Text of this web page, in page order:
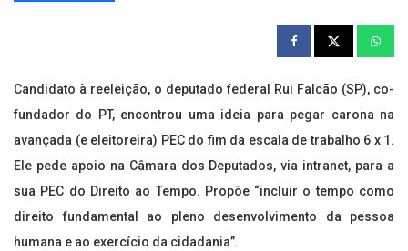
Candidato à reeleição, o deputado federal Rui Falcão (SP), co-
fundador do PT, encontrou uma ideia para pegar carona na
avançada (e eleitoreira) PEC do fim da escala de trabalho 6 x 1.
Ele pede apoio na Câmara dos Deputados, via intranet, para a
sua PEC do Direito ao Tempo. Propõe “incluir o tempo como
direito fundamental ao pleno desenvolvimento da pessoa
humana e ao exercício da cidadania”.